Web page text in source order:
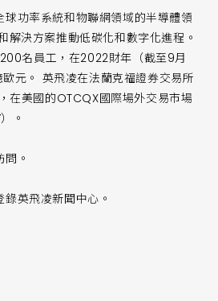
功率系統和物聯網領域的半導體領
解決方案推動低碳化和數字化進程。
名員工，在2022財年（截至9月
元。 英飛凌在法蘭克福證券交易所
在美國的OTCQX國際場外交易市場
。
問。
錄英飛凌新聞中心。